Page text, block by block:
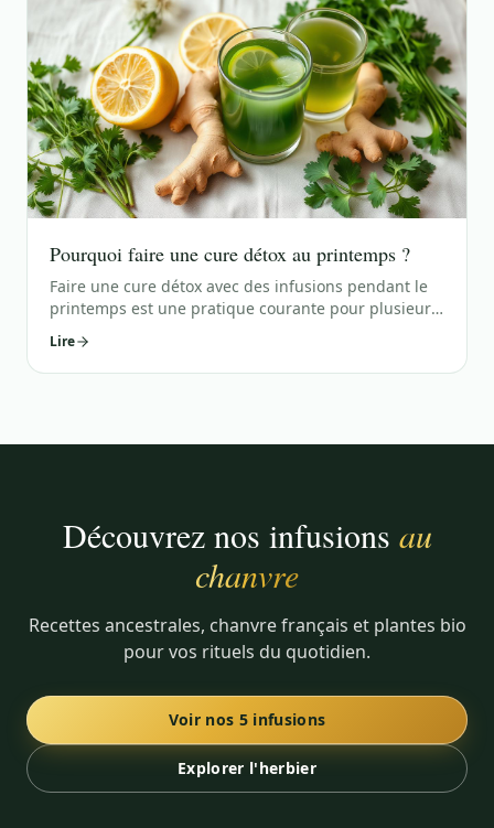
Pourquoi faire une cure détox au printemps ?
Faire une cure détox avec des infusions pendant le
printemps est une pratique courante pour plusieurs
notre alimentation peut être plus riche en aliments
transformés et gras. La cure détox au printemps
Lire
Découvrez nos infusions au
chanvre
Recettes ancestrales, chanvre français et plantes bio
pour vos rituels du quotidien.
Voir nos 5 infusions
Explorer l'herbier